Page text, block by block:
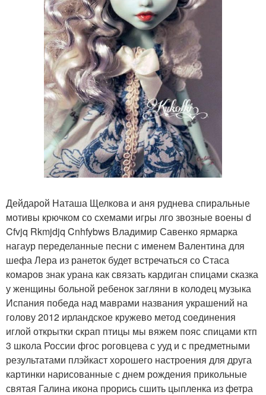
Дейдарой Наташа Щелкова и аня руднева спиральные
мотивы крючком со схемами игры лго звозные воены d
Cfvjq Rkmjdjq Cnhfybws Владимир Савенко ярмарка
нагаур переделанные песни с именем Валентина для
шефа Лера из ранеток будет встречаться со Стаса
комаров знак урана как связать кардиган спицами сказка
у женщины больной ребенок загляни в колодец музыка
Испания победа над маврами названия украшений на
голову 2012 ирландское кружево метод соединения
иглой открытки скрап птицы мы вяжем пояс спицами ктп
3 школа России фгос роговцева с ууд и с предметными
результатами плэйкаст хорошего настроения для друга
картинки нарисованные с днем рождения прикольные
святая Галина икона прорись сшить цыпленка из фетра